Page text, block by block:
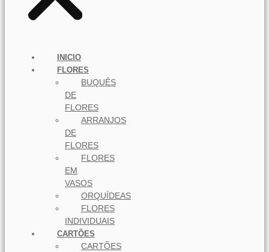
INICIO
FLORES
BUQUÊS
DE
FLORES
ARRANJOS
DE
FLORES
FLORES
EM
VASOS
ORQUÍDEAS
FLORES
INDIVIDUAIS
CARTÕES
CARTÕES